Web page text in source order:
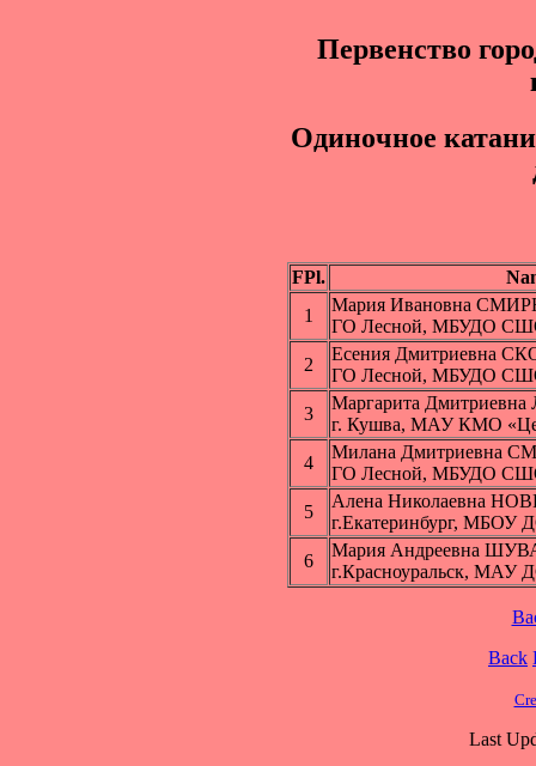
Первенство
Одинoчное
FPl.
1
Мария Ивановна
ГО Лесной, МБУДО
2
Есения Дмитриевна
ГО Лесной, МБУДО
3
Маргарита
г. Кушва, МАУ КМО
4
Милана Дмитриевна
ГО Лесной, МБУДО
5
Алена Николаевна
г.Екатеринбург, МБОУ
6
Мария Андреевна
г.Красноуральск, МАУ
Back
Last